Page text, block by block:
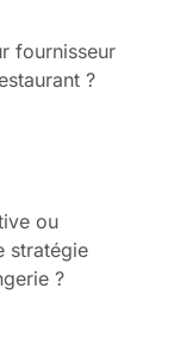
fournisseur
?
ou
stratégie
?